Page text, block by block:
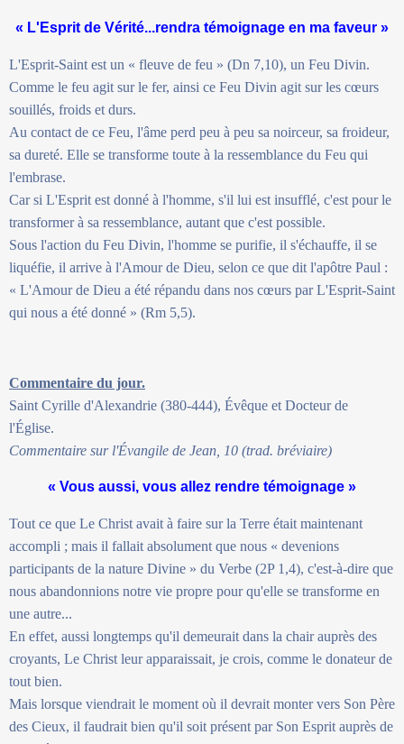
« L'Esprit de Vérité...rendra témoignage en ma faveur »
L'Esprit-Saint est un « fleuve de feu » (Dn 7,10), un Feu Divin.
Comme le feu agit sur le fer, ainsi ce Feu Divin agit sur les cœurs
souillés, froids et durs.
Au contact de ce Feu, l'âme perd peu à peu sa noirceur, sa froideur,
sa dureté. Elle se transforme toute à la ressemblance du Feu qui
l'embrase.
Car si L'Esprit est donné à l'homme, s'il lui est insufflé, c'est pour le
transformer à sa ressemblance, autant que c'est possible.
Sous l'action du Feu Divin, l'homme se purifie, il s'échauffe, il se
liquéfie, il arrive à l'Amour de Dieu, selon ce que dit l'apôtre Paul :
« L'Amour de Dieu a été répandu dans nos cœurs par L'Esprit-Saint
qui nous a été donné » (Rm 5,5).
Commentaire du jour.
Saint Cyrille d'Alexandrie (380-444), Évêque et Docteur de
l'Église.
Commentaire sur l'Évangile de Jean, 10 (trad. bréviaire)
« Vous aussi, vous allez rendre témoignage »
Tout ce que Le Christ avait à faire sur la Terre était maintenant
accompli ; mais il fallait absolument que nous « devenions
participants de la nature Divine » du Verbe (2P 1,4), c'est-à-dire que
nous abandonnions notre vie propre pour qu'elle se transforme en
une autre...
En effet, aussi longtemps qu'il demeurait dans la chair auprès des
croyants, Le Christ leur apparaissait, je crois, comme le donateur de
tout bien.
Mais lorsque viendrait le moment où il devrait monter vers Son Père
des Cieux, il faudrait bien qu'il soit présent par Son Esprit auprès de